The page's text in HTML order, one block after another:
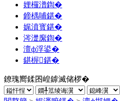
娌欏潽鍧�
鍗楀哺鍖�
娓濆寳鍖�
涔濋緳鍧�
澶ф浮鍙�
鍖楃鍖�
鐐瑰嚮鍒囨崲鎼滅储椤�